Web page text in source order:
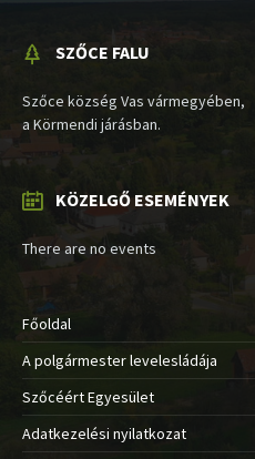
SZŐCE FALU
Szőce község Vas vármegyében,
a Körmendi járásban.
KÖZELGŐ ESEMÉNYEK
There are no events
Főoldal
A polgármester levelesládája
Szőcéért Egyesület
Adatkezelési nyilatkozat